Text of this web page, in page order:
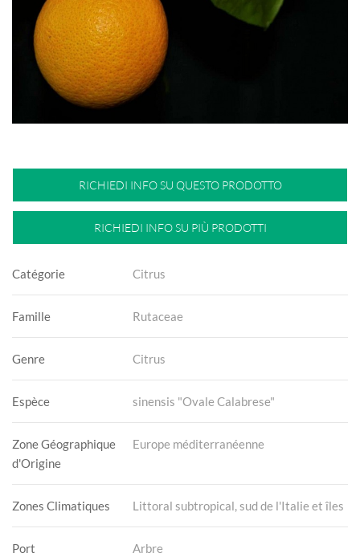
RICHIEDI INFO SU QUESTO PRODOTTO
RICHIEDI INFO SU PIÙ PRODOTTI
Catégorie Citrus
Famille Rutaceae
Genre Citrus
Espèce sinensis "Ovale Calabrese"
Zone Géographique
d'Origine
Europe méditerranéenne
Zones Climatiques Littoral subtropical, sud de l'Italie et îles
Port Arbre